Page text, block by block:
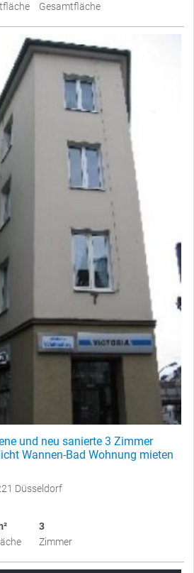
Gesamtfläche
und neu sanierte 3 Zimmer
Wannen-Bad Wohnung mieten
Düsseldorf
3
Zimmer